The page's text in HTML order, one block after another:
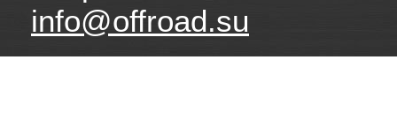
info@offroad.su